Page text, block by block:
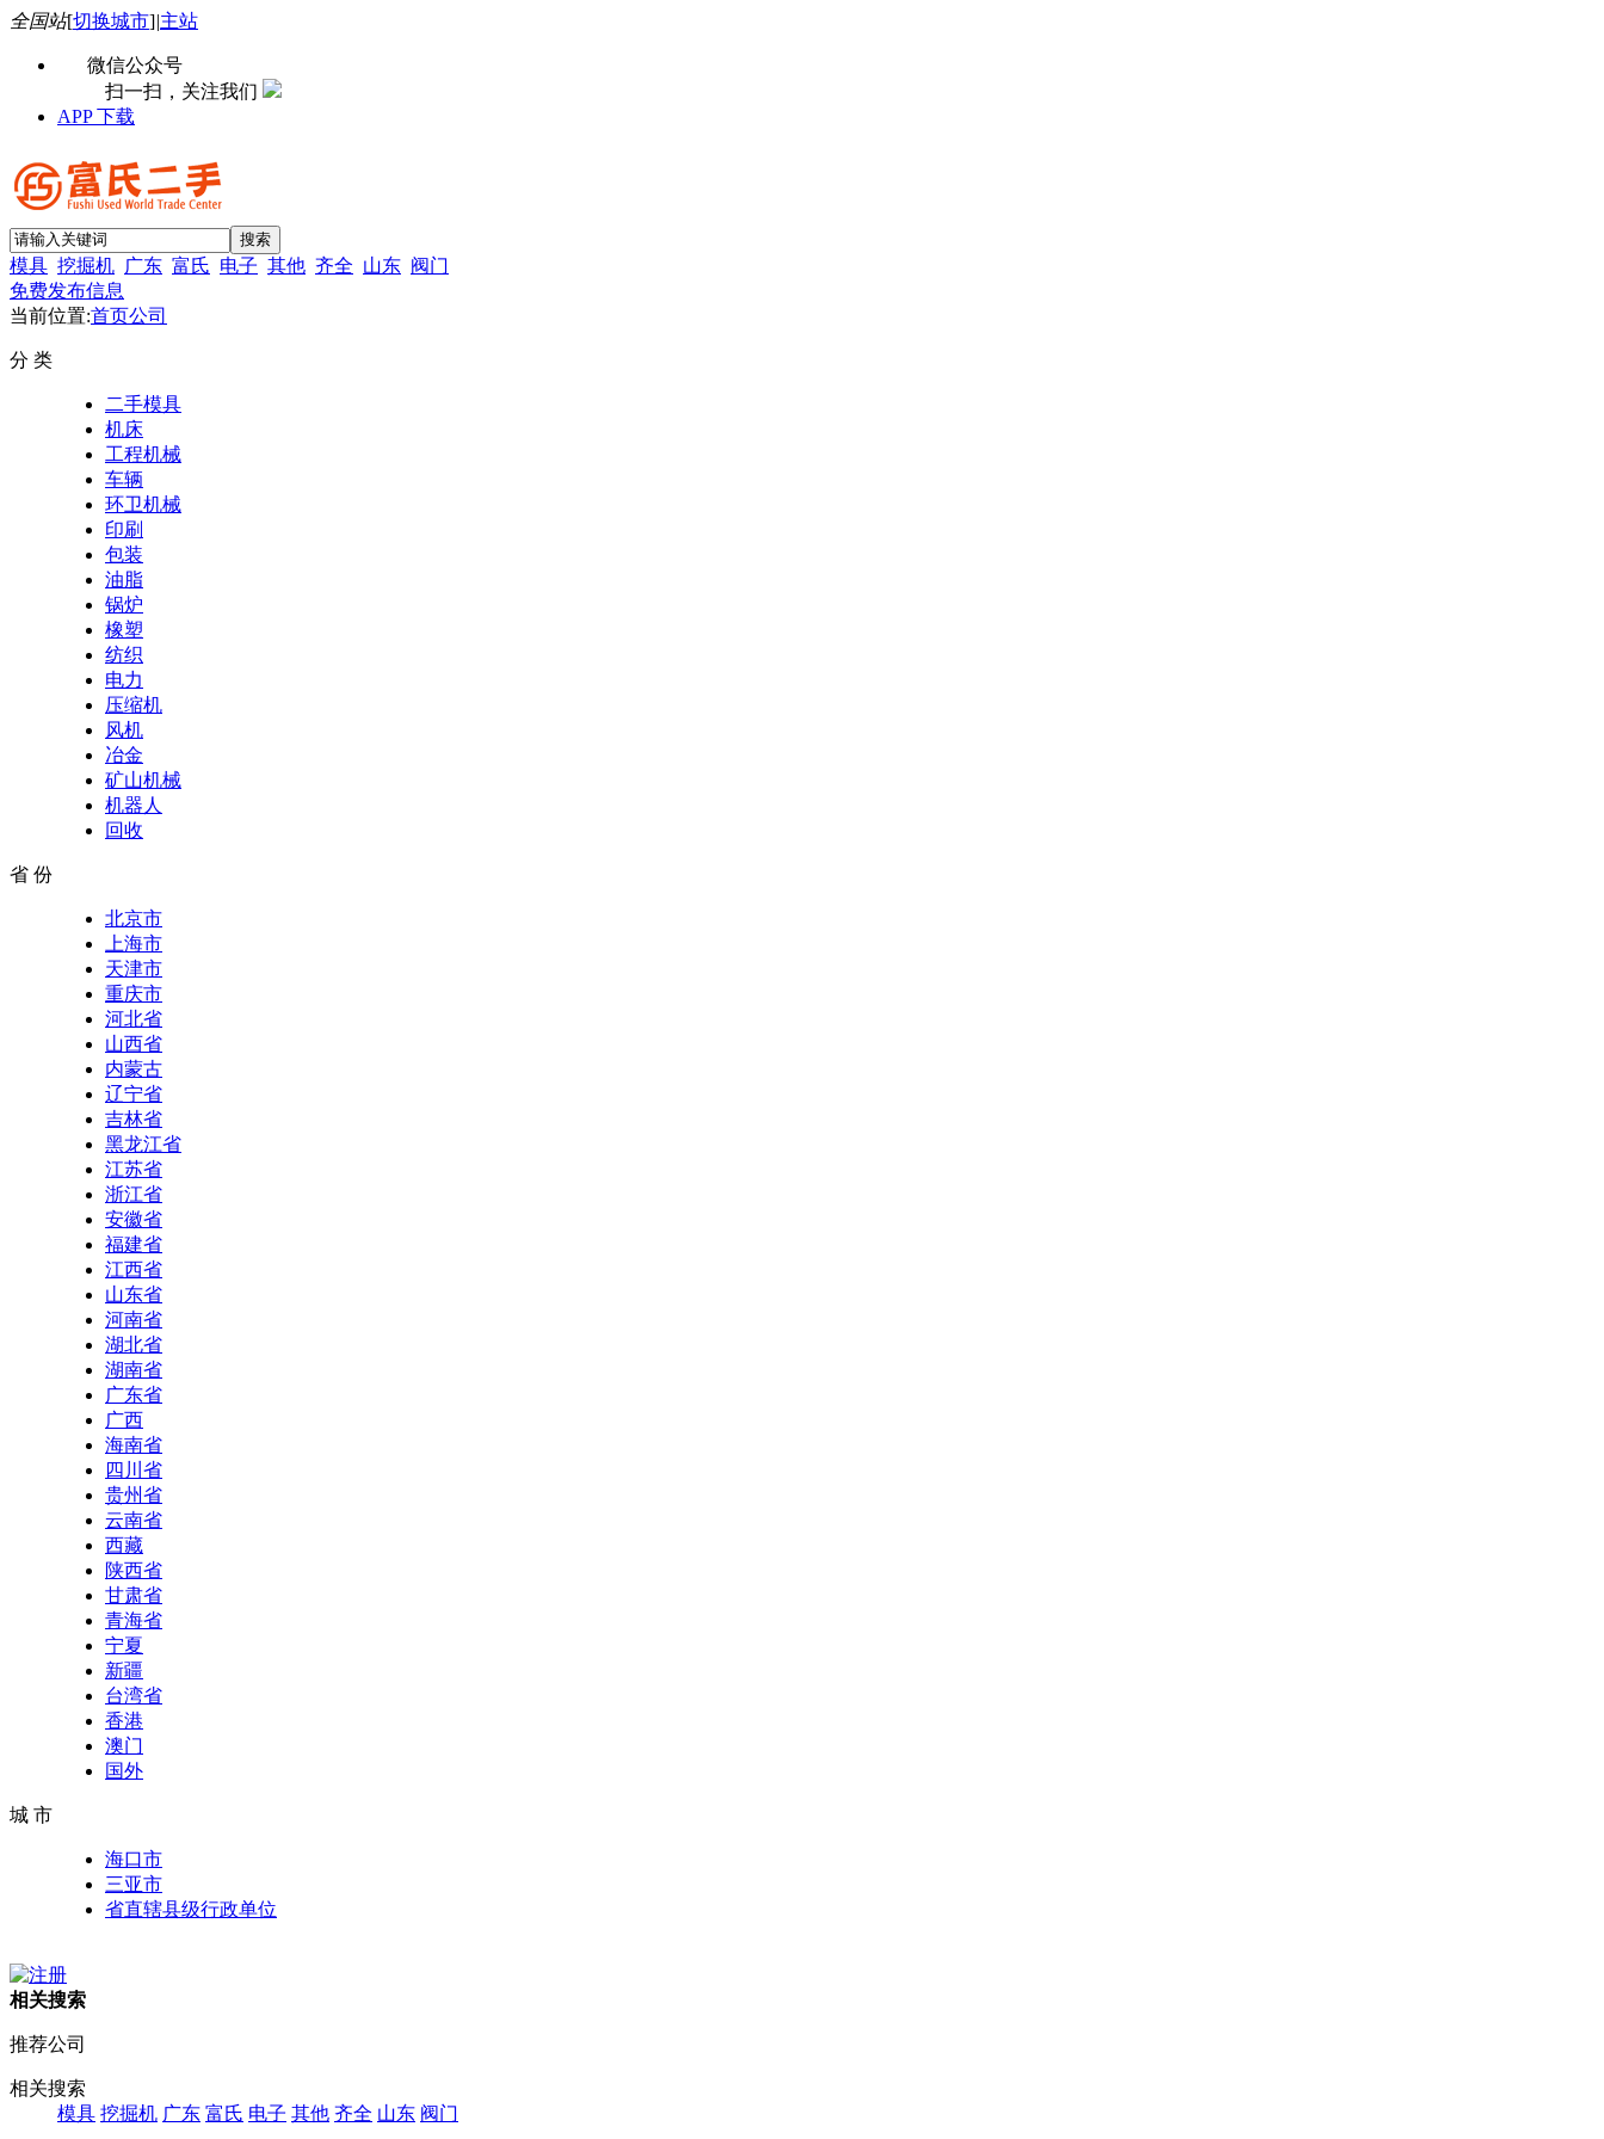
全国站[切换城市]|主站
微信公众号
扫一扫，关注我们
APP 下载
模具 挖掘机 广东 富氏 电子 其他 齐全 山东 阀门
免费发布信息
当前位置:首页公司
分 类
二手模具
机床
工程机械
车辆
环卫机械
印刷
包装
油脂
锅炉
橡塑
纺织
电力
压缩机
风机
冶金
矿山机械
机器人
回收
省 份
北京市
上海市
天津市
重庆市
河北省
山西省
内蒙古
辽宁省
吉林省
黑龙江省
江苏省
浙江省
安徽省
福建省
江西省
山东省
河南省
湖北省
湖南省
广东省
广西
海南省
四川省
贵州省
云南省
西藏
陕西省
甘肃省
青海省
宁夏
新疆
台湾省
香港
澳门
国外
城 市
海口市
三亚市
省直辖县级行政单位
相关搜索
推荐公司
相关搜索
模具 挖掘机 广东 富氏 电子 其他 齐全 山东 阀门